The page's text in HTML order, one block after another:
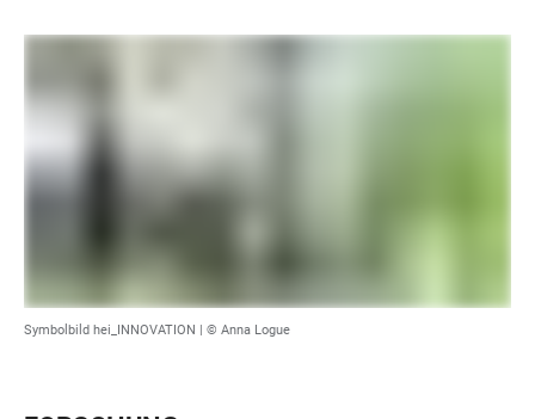
Symbolbild hei_INNOVATION | © Anna Logue